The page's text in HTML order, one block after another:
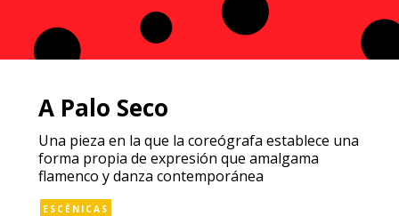
A Palo Seco
Una pieza en la que la coreógrafa establece una
forma propia de expresión que amalgama
flamenco y danza contemporánea
ESCÉNICAS